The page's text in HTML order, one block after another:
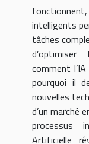
intelligents
tâches
comment
pourquoi il
nouvelles
d’un marché
processus
Artificielle